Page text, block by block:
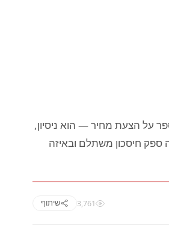
על הצעת מחיר — הוא ניסיון,
ספק חיסכון משתלם ובאיזה
3,761 שיתוף